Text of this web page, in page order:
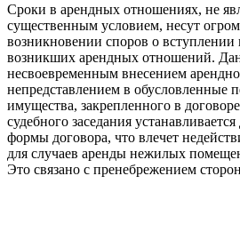
Сроки в арендных отношениях, не
существенным условием, несут
возникновении споров о вступлении
возникших арендных отношений.
несвоевременным внесением
непредставлением в обусловленные
имущества, закрепленного в
судебного заседания
формы договора, что влечет
для случаев аренды нежилых
Это связано с пренебрежением